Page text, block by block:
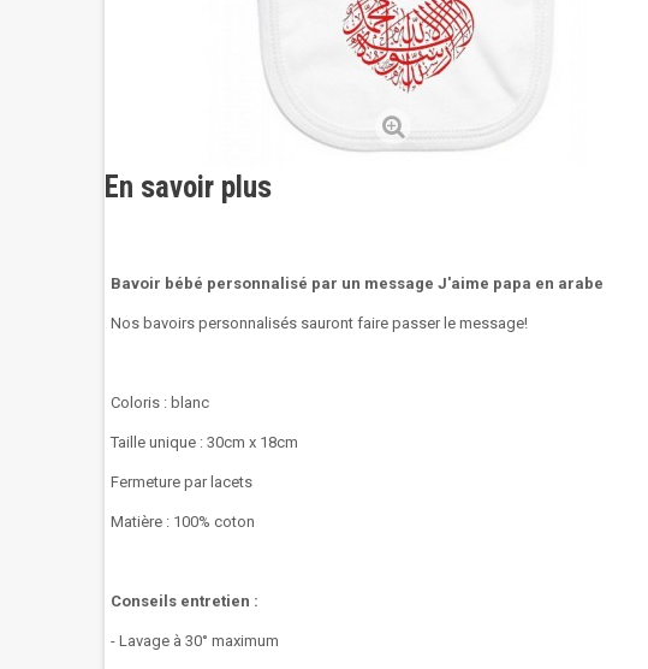
En savoir plus
Bavoir bébé personnalisé par un message J'aime papa en arabe
Nos bavoirs personnalisés sauront faire passer le message!
Coloris : blanc
Taille unique : 30cm x 18cm
Fermeture par lacets
Matière : 100% coton
Conseils entretien :
- Lavage à 30° maximum